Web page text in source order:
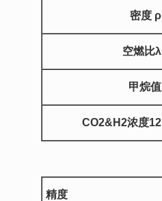
密度 ρ
空燃比λ
甲烷值
CO2& H2浓度12
精度